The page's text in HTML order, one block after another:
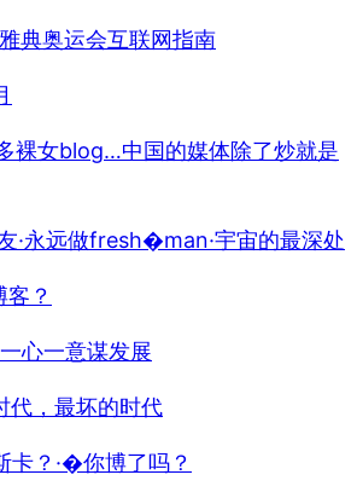
典奥运会互联网指南
女blog…中国的媒体除了炒就是
·永远做fresh�man·宇宙的最深处
？
心一意谋发展
，最坏的时代
？·�你博了吗？